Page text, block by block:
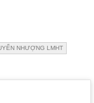
NHƯỢNG LMHT